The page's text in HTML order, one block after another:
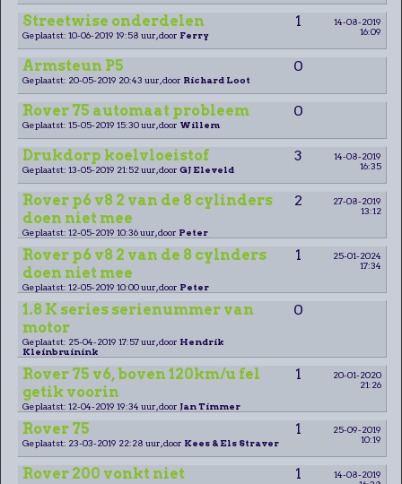
Streetwise onderdelen 1
14-08-2019
16:09
Geplaatst: 10-06-2019 19:58 uur, door Ferry
Armsteun P5 0
Geplaatst: 20-05-2019 20:43 uur, door Richard Loot
Rover 75 automaat probleem 0
Geplaatst: 15-05-2019 15:30 uur, door Willem
Drukdorp koelvloeistof 3
14-08-2019
16:35
Geplaatst: 13-05-2019 21:52 uur, door GJ Eleveld
Rover p6 v8 2 van de 8 cylinders
doen niet mee
2
27-08-2019
13:12
Geplaatst: 12-05-2019 10:36 uur, door Peter
Rover p6 v8 2 van de 8 cylnders
doen niet mee
1
25-01-2024
17:34
Geplaatst: 12-05-2019 10:00 uur, door Peter
1.8 K series serienummer van
motor
0
Geplaatst: 25-04-2019 17:57 uur, door Hendrik
Kleinbruinink
Rover 75 v6, boven 120km/u fel
getik voorin
1
20-01-2020
21:26
Geplaatst: 12-04-2019 19:34 uur, door Jan Timmer
Rover 75 1
25-09-2019
10:19
Geplaatst: 23-03-2019 22:28 uur, door Kees & Els Straver
Rover 200 vonkt niet 1
14-08-2019